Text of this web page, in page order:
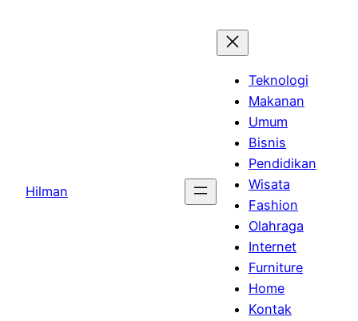
Hilman
Teknologi
Makanan
Umum
Bisnis
Pendidikan
Wisata
Fashion
Olahraga
Internet
Furniture
Home
Kontak